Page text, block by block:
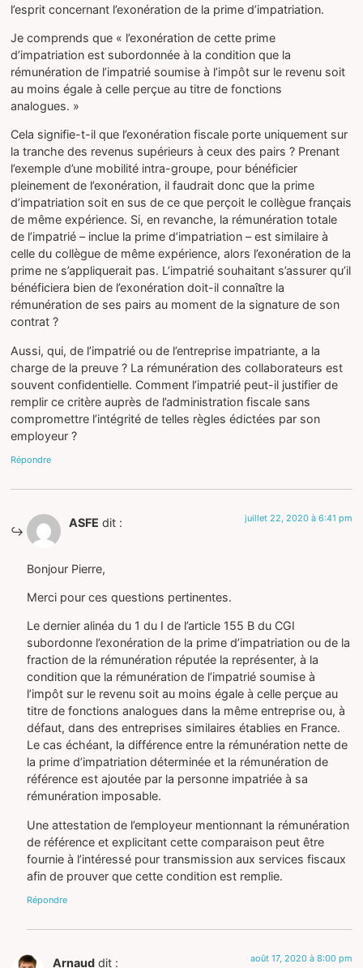
l’esprit concernant l’exonération de la prime d’impatriation.
Je comprends que « l’exonération de cette prime
d’impatriation est subordonnée à la condition que la
rémunération de l’impatrié soumise à l’impôt sur le revenu soit
au moins égale à celle perçue au titre de fonctions
analogues. »
Cela signifie-t-il que l’exonération fiscale porte uniquement sur
la tranche des revenus supérieurs à ceux des pairs ? Prenant
l’exemple d’une mobilité intra-groupe, pour bénéficier
pleinement de l’exonération, il faudrait donc que la prime
d’impatriation soit en sus de ce que perçoit le collègue français
de même expérience. Si, en revanche, la rémunération totale
de l’impatrié – inclue la prime d’impatriation – est similaire à
celle du collègue de même expérience, alors l’exonération de la
prime ne s’appliquerait pas. L’impatrié souhaitant s’assurer qu’il
bénéficiera bien de l’exonération doit-il connaître la
rémunération de ses pairs au moment de la signature de son
contrat ?
Aussi, qui, de l’impatrié ou de l’entreprise impatriante, a la
charge de la preuve ? La rémunération des collaborateurs est
souvent confidentielle. Comment l’impatrié peut-il justifier de
remplir ce critère auprès de l’administration fiscale sans
compromettre l’intégrité de telles règles édictées par son
employeur ?
Répondre
ASFE dit : juillet 22, 2020 à 6:41 pm
Bonjour Pierre,
Merci pour ces questions pertinentes.
Le dernier alinéa du 1 du I de l’article 155 B du CGI
subordonne l’exonération de la prime d’impatriation ou de la
fraction de la rémunération réputée la représenter, à la
condition que la rémunération de l’impatrié soumise à
l’impôt sur le revenu soit au moins égale à celle perçue au
titre de fonctions analogues dans la même entreprise ou, à
défaut, dans des entreprises similaires établies en France.
Le cas échéant, la différence entre la rémunération nette de
la prime d’impatriation déterminée et la rémunération de
référence est ajoutée par la personne impatriée à sa
rémunération imposable.
Une attestation de l’employeur mentionnant la rémunération
de référence et explicitant cette comparaison peut être
fournie à l’intéressé pour transmission aux services fiscaux
afin de prouver que cette condition est remplie.
Répondre
Arnaud dit : août 17, 2020 à 8:00 pm